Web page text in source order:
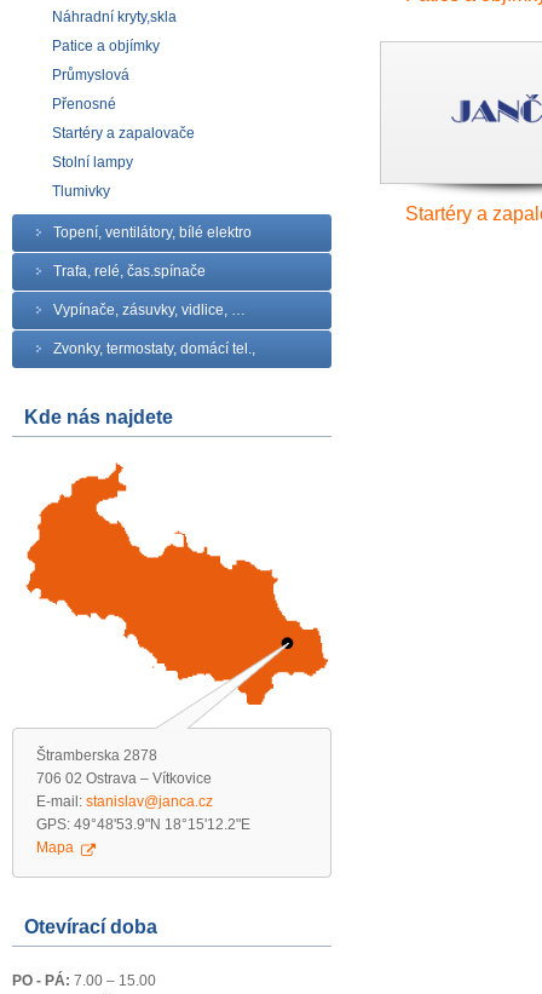
Náhradní kryty,skla
Patice a objímky
Průmyslová
Přenosné
Startéry a zapalovače
Stolní lampy
Tlumivky
Topení, ventilátory, bílé elektro
Trafa, relé, čas.spínače
Vypínače, zásuvky, vidlice, …
Zvonky, termostaty, domácí tel.,
Kde nás najdete
Štramberska 2878
706 02 Ostrava – Vítkovice
E-mail: stanislav@janca.cz
GPS: 49°48'53.9"N 18°15'12.2"E
Mapa
Otevírací doba
PO - PÁ: 7.00 – 15.00
Startéry a